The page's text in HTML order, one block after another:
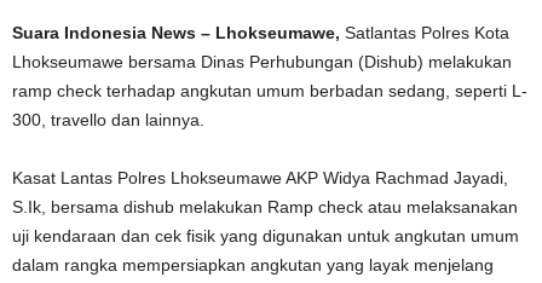
Suara Indonesia News – Lhokseumawe, Satlantas Polres Kota
Lhokseumawe bersama Dinas Perhubungan (Dishub) melakukan
ramp check terhadap angkutan umum berbadan sedang, seperti L-
300, travello dan lainnya.
Kasat Lantas Polres Lhokseumawe AKP Widya Rachmad Jayadi,
S.Ik, bersama dishub melakukan Ramp check atau melaksanakan
uji kendaraan dan cek fisik yang digunakan untuk angkutan umum
dalam rangka mempersiapkan angkutan yang layak menjelang